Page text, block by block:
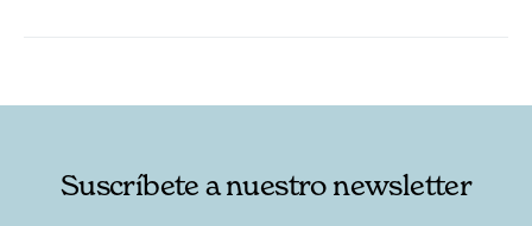
Suscríbete a nuestro newsletter